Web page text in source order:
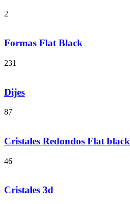
2
Formas Flat Black
231
Dijes
87
Cristales Redondos Flat black
46
Cristales 3d